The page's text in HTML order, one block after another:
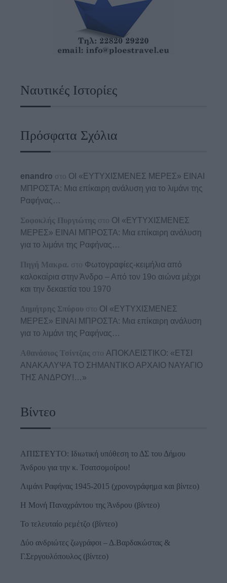
Ναυτικές Ιστορίες
Πρόσφατα Σχόλια
enandro στο ΟΙ «ΕΥΤΥΧΙΣΜΕΝΕΣ ΜΕΡΕΣ» ΕΙΝΑΙ
ΜΠΡΟΣΤΑ: Μια επίκαιρη ανάλυση για το λιμάνι της
Ραφήνας…
Σοφοκλής Πυργιώτης στο ΟΙ «ΕΥΤΥΧΙΣΜΕΝΕΣ
ΜΕΡΕΣ» ΕΙΝΑΙ ΜΠΡΟΣΤΑ: Μια επίκαιρη ανάλυση
για το λιμάνι της Ραφήνας…
Πηγή Μακρα. στο Φωτογραφίες-κειμήλια από
καλοκαίρια στην Άνδρο – Από τον 19ο αιώνα μέχρι
και την δεκαετία του 1970
Δημήτρης Σπύρου στο ΟΙ «ΕΥΤΥΧΙΣΜΕΝΕΣ
ΜΕΡΕΣ» ΕΙΝΑΙ ΜΠΡΟΣΤΑ: Μια επίκαιρη ανάλυση
για το λιμάνι της Ραφήνας…
Αθανάσιος Τσίντζας στο ΑΠΟΚΛΕΙΣΤΙΚΟ: «ΕΤΣΙ
ΑΝΑΚΑΛΥΨΑ ΤΟ ΣΗΜΑΝΤΙΚΟ ΑΡΧΑΙΟ ΝΑΥΑΓΙΟ
ΤΗΣ ΑΝΔΡΟΥ!…»
Βίντεο
ΑΠΙΣΤΕΥΤΟ: Ιδιωτική υπόθεση το ΔΣ του Δήμου
Άνδρου για την κ. Τσατσομοίρου!
Λιμάνι Ραφήνας 1945-2015 (χρονογράφημα και βίντεο)
Η Μονή Παναχράντου της Άνδρου (βίντεο)
Το τελευταίο ρεμέτζο (βίντεο)
Δύο ανδριώτες ζωγράφοι – Δ.Βαρδακώστας &
Γ.Σεργουλόπουλος (βίντεο)